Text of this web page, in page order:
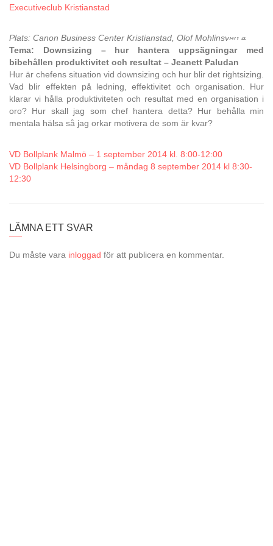
Executiveclub Kristianstad
Plats: Canon Business Center Kristianstad, Olof Mohlinsväg 4
Tema: Downsizing – hur hantera uppsägningar med
bibehållen produktivitet och resultat – Jeanett Paludan
Hur är chefens situation vid downsizing och hur blir det rightsizing.
Vad blir effekten på ledning, effektivitet och organisation. Hur
klarar vi hålla produktiviteten och resultat med en organisation i
oro? Hur skall jag som chef hantera detta? Hur behålla min
mentala hälsa så jag orkar motivera de som är kvar?
VD Bollplank Malmö – 1 september 2014 kl. 8:00-12:00
VD Bollplank Helsingborg – måndag 8 september 2014 kl 8:30-
12:30
LÄMNA ETT SVAR
Du måste vara inloggad för att publicera en kommentar.